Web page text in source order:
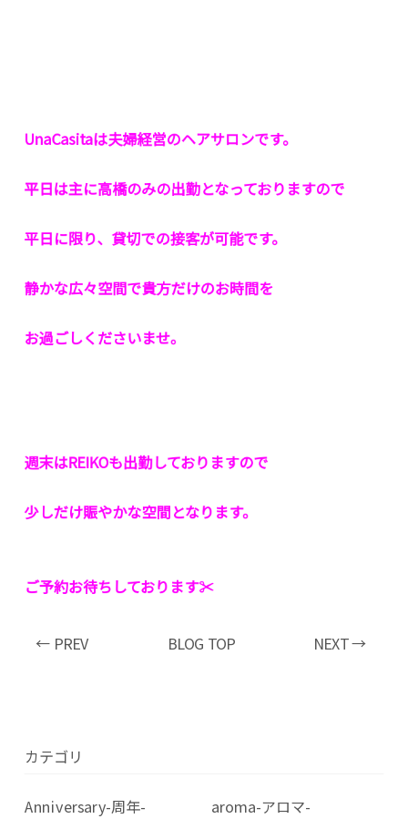
UnaCasitaは夫婦経営のヘアサロンです。
平日は主に高橋のみの出勤となっておりますので
平日に限り、貸切での接客が可能です。
静かな広々空間で貴方だけのお時間を
お過ごしくださいませ。
週末はREIKOも出勤しておりますので
少しだけ賑やかな空間となります。
ご予約お待ちしております✂︎
← PREV BLOG TOP NEXT →
カテゴリ
Anniversary-周年-
aroma-アロマ-